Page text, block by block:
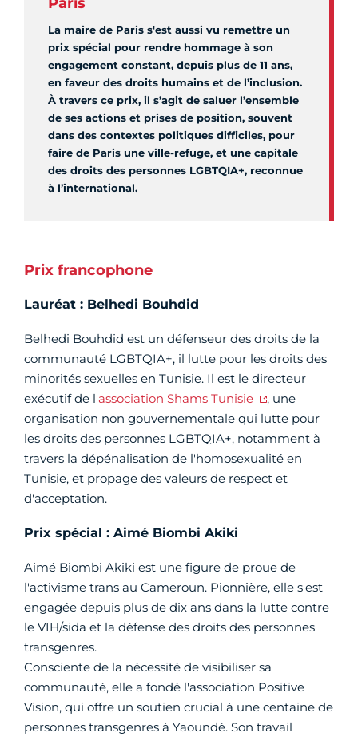
La maire de Paris s'est aussi vu remettre un
prix spécial pour rendre hommage à son
engagement constant, depuis plus de 11 ans,
en faveur des droits humains et de l’inclusion.
À travers ce prix, il s’agit de saluer l’ensemble
de ses actions et prises de position, souvent
dans des contextes politiques difficiles, pour
faire de Paris une ville-refuge, et une capitale
des droits des personnes LGBTQIA+, reconnue
à l’international.
Prix francophone
Lauréat : Belhedi Bouhdid
Belhedi Bouhdid est un défenseur des droits de la
communauté LGBTQIA+, il lutte pour les droits des
minorités sexuelles en Tunisie. Il est le directeur
exécutif de l'association Shams Tunisie
, une
organisation non gouvernementale qui lutte pour
les droits des personnes LGBTQIA+, notamment à
travers la dépénalisation de l'homosexualité en
Tunisie, et propage des valeurs de respect et
d'acceptation.
Prix spécial : Aimé Biombi Akiki
Aimé Biombi Akiki est une figure de proue de
l'activisme trans au Cameroun. Pionnière, elle s'est
engagée depuis plus de dix ans dans la lutte contre
le VIH/sida et la défense des droits des personnes
transgenres.
Consciente de la nécessité de visibiliser sa
communauté, elle a fondé l'association Positive
Vision, qui offre un soutien crucial à une centaine de
personnes transgenres à Yaoundé. Son travail